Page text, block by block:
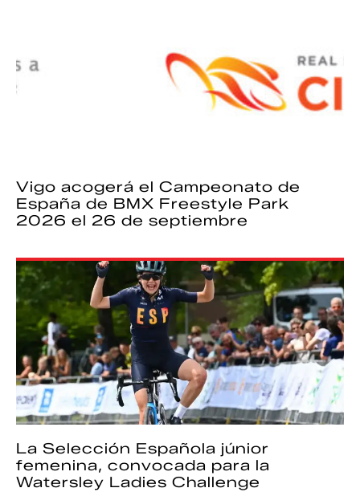
Vigo acogerá el Campeonato de
España de BMX Freestyle Park
2026 el 26 de septiembre
La Selección Española júnior
femenina, convocada para la
Watersley Ladies Challenge